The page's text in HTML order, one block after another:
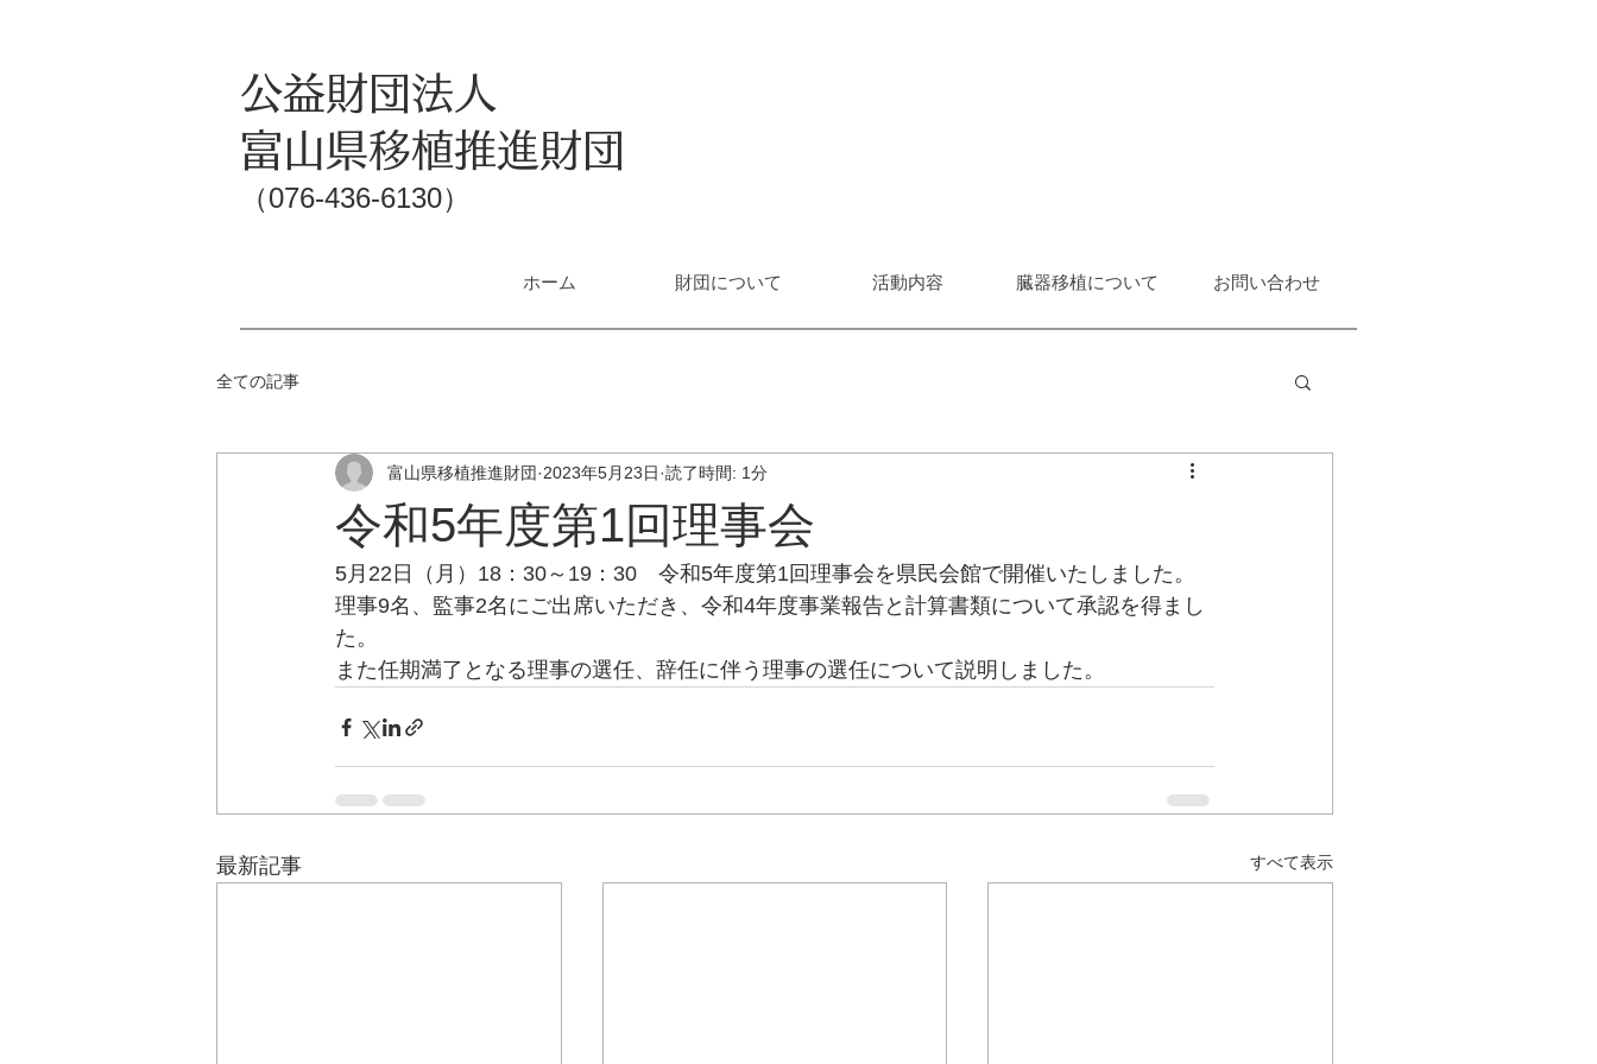
​公益財団法人
富山県移植推進財団
（​076-436-6130）
ホーム 財団について 活動内容 臓器移植について お問い合わせ
全ての記事
令和5年度第1回理事会
富山県移植推進財団 2023年5月23日 読了時間: 1分
5月22日（月）18：30～19：30　令和5年度第1回理事会を県民会館で開催いたしました。
理事9名、監事2名にご出席いただき、令和4年度事業報告と計算書類について承認を得まし
た。
また任期満了となる理事の選任、辞任に伴う理事の選任について説明しました。
最新記事 すべて表示